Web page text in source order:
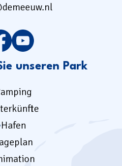
unseren Park
Hafen